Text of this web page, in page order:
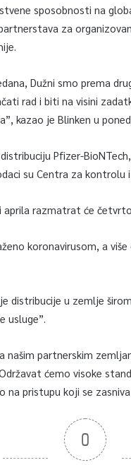
sposobnosti na
za
Dužni smo prema
rad i biti na visini
kazao je Blinken u
Pfizer-
su Centra za kontrolu
razmatrat će
koronavirusom, a
distribucije u zemlje
usluge”.
našim partnerskim
ćemo visoke
na pristupu koji se
0